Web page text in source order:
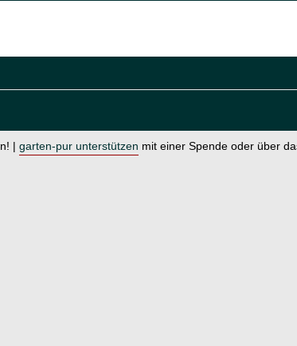
| garten-pur unterstützen mit einer Spende oder über